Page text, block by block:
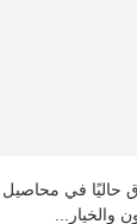
حاليًا في محاصيل
والخيار...